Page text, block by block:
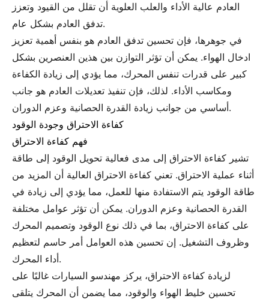
العادم عالية الأداء والعلب العلوية أن تقلل من القيود وتعزز
تدفق العادم بشكل عام.
في جوهرها، فإن تحسين تدفق العادم هو بنفس أهمية تعزيز
ادخال الهواء. يمكن أن تؤثر التوازن بين هذين العنصرين بشكل
كبير على قدرات تنفس المحرك، مما يؤدي إلى زيادة الكفاءة
ومكاسب الأداء. لذلك، فإن تنفيذ تعديلات العادم هو جانب
أساسي من جوانب زيادة القدرة الحصانية وعزم الدوران.
كفاءة الاحتراق وجودة الوقود
فهم كفاءة الاحتراق
تشير كفاءة الاحتراق إلى مدى فعالية تحويل الوقود إلى طاقة
أثناء عملية الاحتراق. تعني كفاءة الاحتراق العالية أن المزيد من
طاقة الوقود يتم الاستفادة منها للعمل، مما يؤدي إلى زيادة في
القدرة الحصانية وعزم الدوران. يمكن أن تؤثر عوامل مختلفة
على كفاءة الاحتراق، بما في ذلك نوع الوقود وتصميم المحرك
وظروف التشغيل. إن تحسين هذه العوامل أمر حاسم لتعظيم
أداء المحرك.
لزيادة كفاءة الاحتراق، يركز مهندسو السيارات غالبًا على
تحسين خليط الهواء والوقود، مما يضمن أن المحرك يتلقى